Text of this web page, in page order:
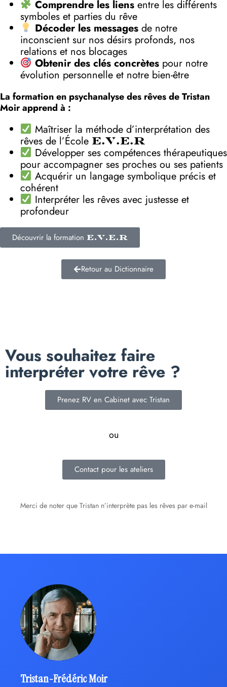
Comprendre les liensentre les différents
symboles et parties du rêve
Décoder les messagesde notre
inconscient sur nos désirs profonds, nos
relations et nos blocages
Obtenir des clés concrètespour notre
évolution personnelle et notre bien-être
La formation en psychanalyse des rêves de Tristan
Moir apprend à :
Maîtriser la méthode d’interprétation des
rêves de l’École E.V.E.R
Développer ses compétences thérapeutiques
pour accompagner ses proches ou ses patients
Acquérir un langage symbolique précis et
cohérent
Interpréter les rêves avec justesse et
profondeur
Découvrir la formation E.V.E.R
Retour au Dictionnaire
Vous souhaitez faire
interpréter votre rêve ?
Prenez RV en Cabinet avec Tristan
ou
Contact pour les ateliers
Merci de noter que Tristan n’interprète pas les rêves par e-mail
Tristan-Frédéric Moir